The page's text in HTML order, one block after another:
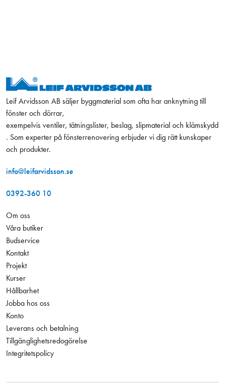
Leif Arvidsson AB säljer byggmaterial som ofta har anknytning till
fönster och dörrar,
exempelvis ventiler, tätningslister, beslag, slipmaterial och klämskydd
. Som experter på fönsterrenovering erbjuder vi dig rätt kunskaper
och produkter.
info@leifarvidsson.se
0392-360 10
Om oss
Våra butiker
Budservice
Kontakt
Projekt
Kurser
Hållbarhet
Jobba hos oss
Konto
Leverans och betalning
Tillgänglighetsredogörelse
Integritetspolicy